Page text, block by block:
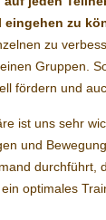
zu
zu
Gruppen.
fördern und
ist uns sehr
und
durchführt,
optimales